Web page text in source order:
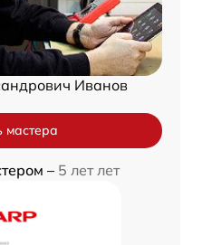
Иванов
мастера
– 5 лет лет